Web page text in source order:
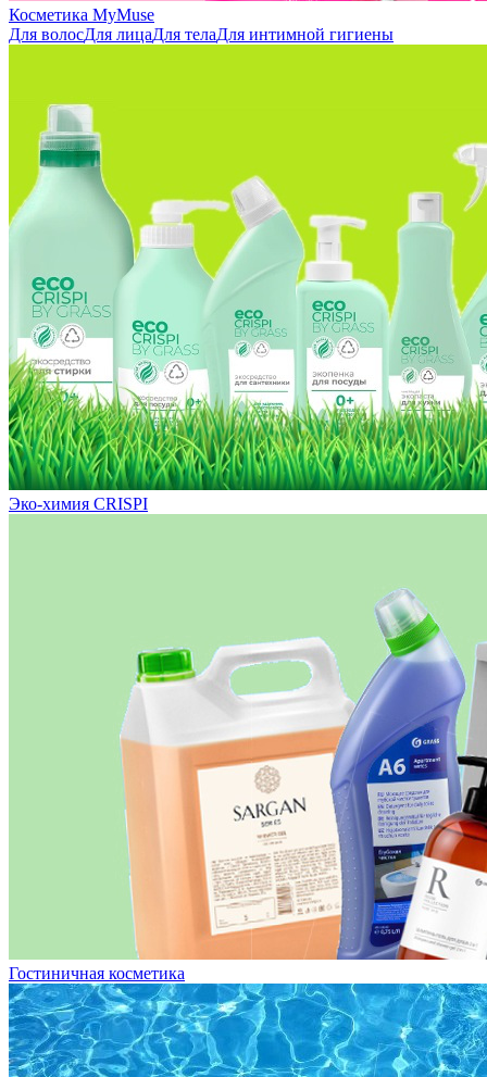
Косметика MyMuse
Для волосДля лицаДля телаДля интимной гигиены
Эко-химия CRISPI
Гостиничная косметика